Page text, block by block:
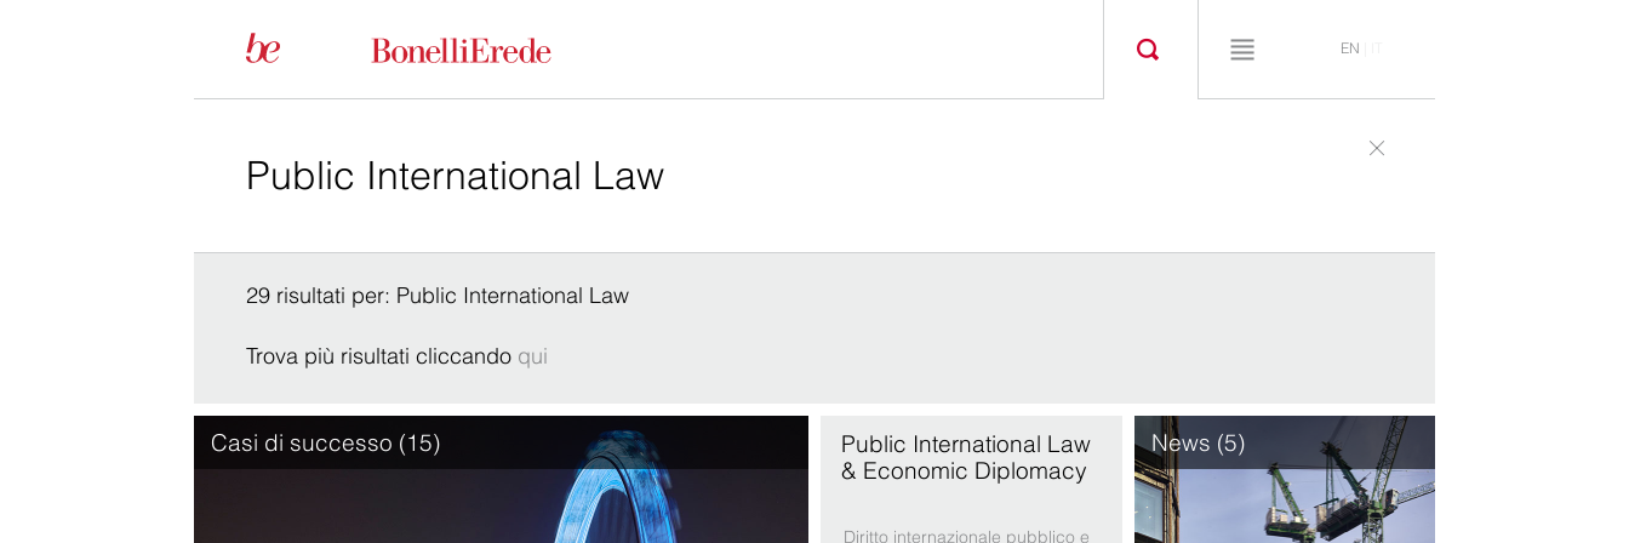
EN
29 risultati per: Public International Law
Trova più risultati cliccando qui
Casi di successo (15)
Public International Law
& Economic Diplomacy
Diritto internazionale pubblico e
News (5)